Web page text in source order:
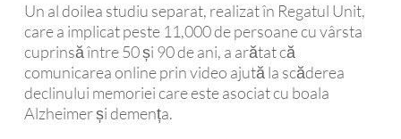
Un al doilea studiu separat, realizat în Regatul Unit,
care a implicat peste 11,000 de persoane cu vârsta
cuprinsă între 50 și 90 de ani, a arătat că
comunicarea online prin video ajută la scăderea
declinului memoriei care este asociat cu boala
Alzheimer și demența.